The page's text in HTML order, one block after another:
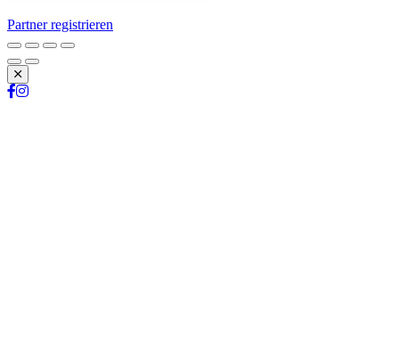
Partner registrieren
Schließen